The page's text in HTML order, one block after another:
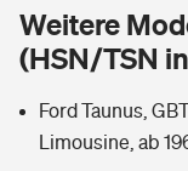
Hochwasser-
Wer versichert
Private
Sie haben Fragen?
Rentenrechner:
Weitere
(HSN/TSN
Ford Taunus,
Limousine, ab